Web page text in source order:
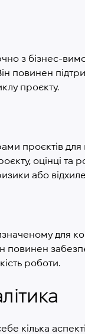
з бізнес-
повинен
проєкту.
проєктів для
оцінці та
або
для
повинен
роботи.
кілька